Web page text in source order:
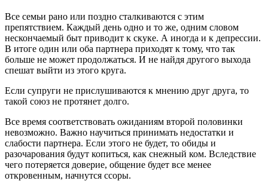
Все семьи рано или поздно сталкиваются с этим
препятствием. Каждый день одно и то же, одним словом
нескончаемый быт приводит к скуке. А иногда и к депрессии.
В итоге один или оба партнера приходят к тому, что так
больше не может продолжаться. И не найдя другого выхода
спешат выйти из этого круга.
Если супруги не прислушиваются к мнению друг друга, то
такой союз не протянет долго.
Все время соответствовать ожиданиям второй половинки
невозможно. Важно научиться принимать недостатки и
слабости партнера. Если этого не будет, то обиды и
разочарования будут копиться, как снежный ком. Вследствие
чего потеряется доверие, общение будет все менее
откровенным, начнутся ссоры.